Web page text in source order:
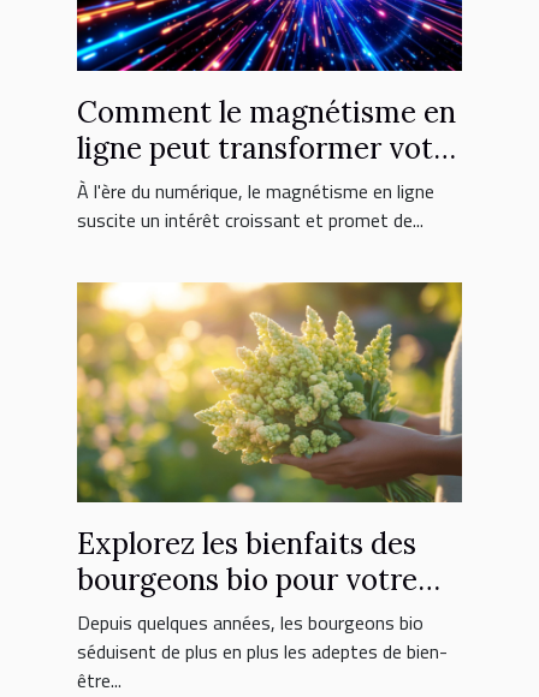
Comment le magnétisme en
ligne peut transformer votre
vie
À l'ère du numérique, le magnétisme en ligne
suscite un intérêt croissant et promet de...
Explorez les bienfaits des
bourgeons bio pour votre
bien-être quotidien
Depuis quelques années, les bourgeons bio
séduisent de plus en plus les adeptes de bien-
être...